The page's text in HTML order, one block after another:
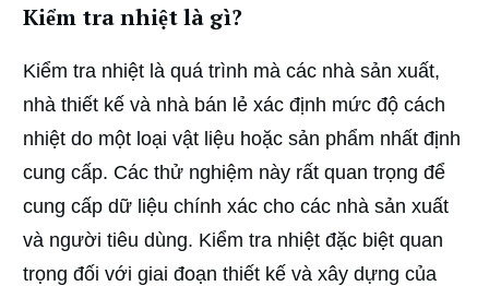
Kiểm tra nhiệt là gì?
Kiểm tra nhiệt là quá trình mà các nhà sản xuất,
nhà thiết kế và nhà bán lẻ xác định mức độ cách
nhiệt do một loại vật liệu hoặc sản phẩm nhất định
cung cấp. Các thử nghiệm này rất quan trọng để
cung cấp dữ liệu chính xác cho các nhà sản xuất
và người tiêu dùng. Kiểm tra nhiệt đặc biệt quan
trọng đối với giai đoạn thiết kế và xây dựng của